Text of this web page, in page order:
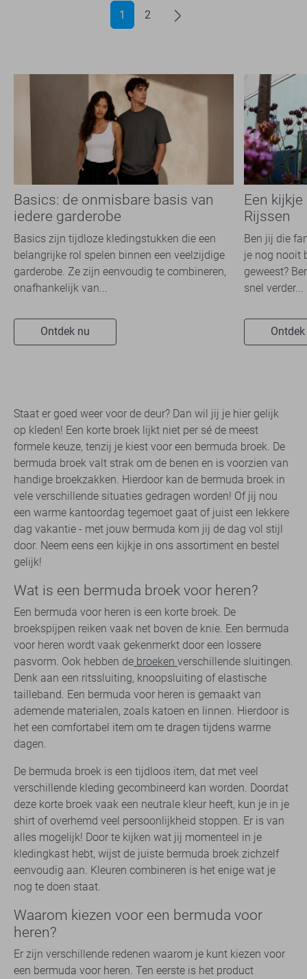
1 2
Basics: de onmisbare basis van
iedere garderobe
Basics zijn tijdloze kledingstukken die een
belangrijke rol spelen binnen een veelzijdige
garderobe. Ze zijn eenvoudig te combineren,
onafhankelijk van...
Ontdek nu
Een
Rijssen
Ben jij die
je nog nooit
geweest?
snel verder...
Staat er goed weer voor de deur? Dan wil jij je hier gelijk
op kleden! Een korte broek lijkt niet per sé de meest
formele keuze, tenzij je kiest voor een bermuda broek. De
bermuda broek valt strak om de benen en is voorzien van
handige broekzakken. Hierdoor kan de bermuda broek in
vele verschillende situaties gedragen worden! Of jij nou
een warme kantoordag tegemoet gaat of juist een lekkere
dag vakantie - met jouw bermuda kom jij de dag vol stijl
door. Neem eens een kijkje in ons assortiment en bestel
gelijk!
Wat is een bermuda broek voor heren?
Een bermuda voor heren is een korte broek. De
broekspijpen reiken vaak net boven de knie. Een bermuda
voor heren wordt vaak gekenmerkt door een lossere
pasvorm. Ook hebben de broeken verschillende sluitingen.
Denk aan een ritssluiting, knoopsluiting of elastische
tailleband. Een bermuda voor heren is gemaakt van
ademende materialen, zoals katoen en linnen. Hierdoor is
het een comfortabel item om te dragen tijdens warme
dagen.
De bermuda broek is een tijdloos item, dat met veel
verschillende kleding gecombineerd kan worden. Doordat
deze korte broek vaak een neutrale kleur heeft, kun je in je
shirt of overhemd veel persoonlijkheid stoppen. Er is van
alles mogelijk! Door te kijken wat jij momenteel in je
kledingkast hebt, wijst de juiste bermuda broek zichzelf
eenvoudig aan. Kleuren combineren is het enige wat je
nog te doen staat.
Waarom kiezen voor een bermuda voor
heren?
Er zijn verschillende redenen waarom je kunt kiezen voor
een bermuda voor heren. Ten eerste is het product